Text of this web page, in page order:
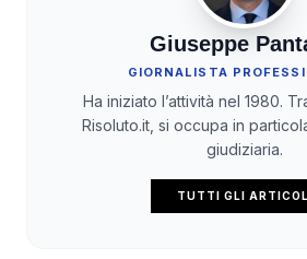
Giuseppe
GIORNALISTA
Ha iniziato l’attività nel 1980.
Risoluto.it, si occupa in
giudiziaria.
TUTTI GLI